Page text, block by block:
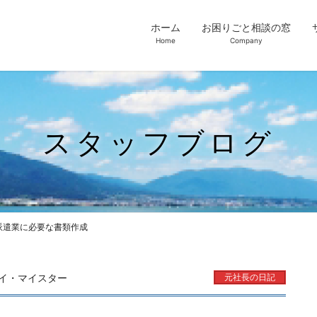
ホーム
Home
お困りごと相談の窓
Company
スタッフブログ
遣業に必要な書類作成
・マイスター 元社長の日記